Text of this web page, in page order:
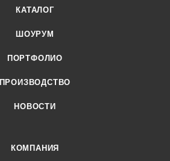
КАТАЛОГ
ШОУРУМ
ПОРТФОЛИО
ПРОИЗВОДСТВО
НОВОСТИ
КОМПАНИЯ